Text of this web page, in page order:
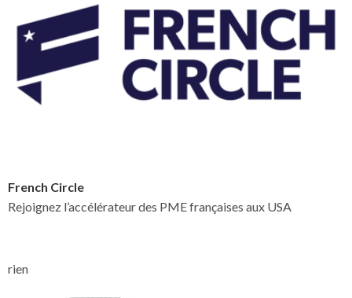
French Circle
Rejoignez l’accélérateur des PME françaises aux USA
rien